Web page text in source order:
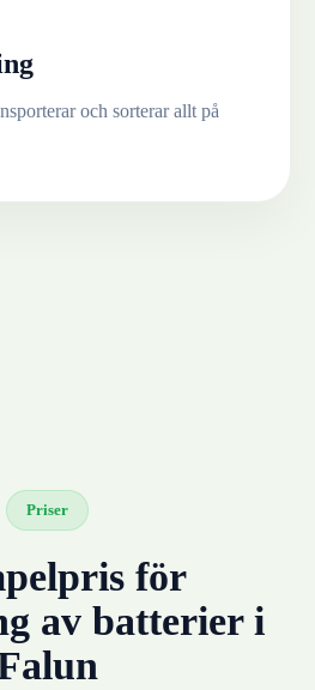
och sorterar allt på
Priser
för
av batterieri